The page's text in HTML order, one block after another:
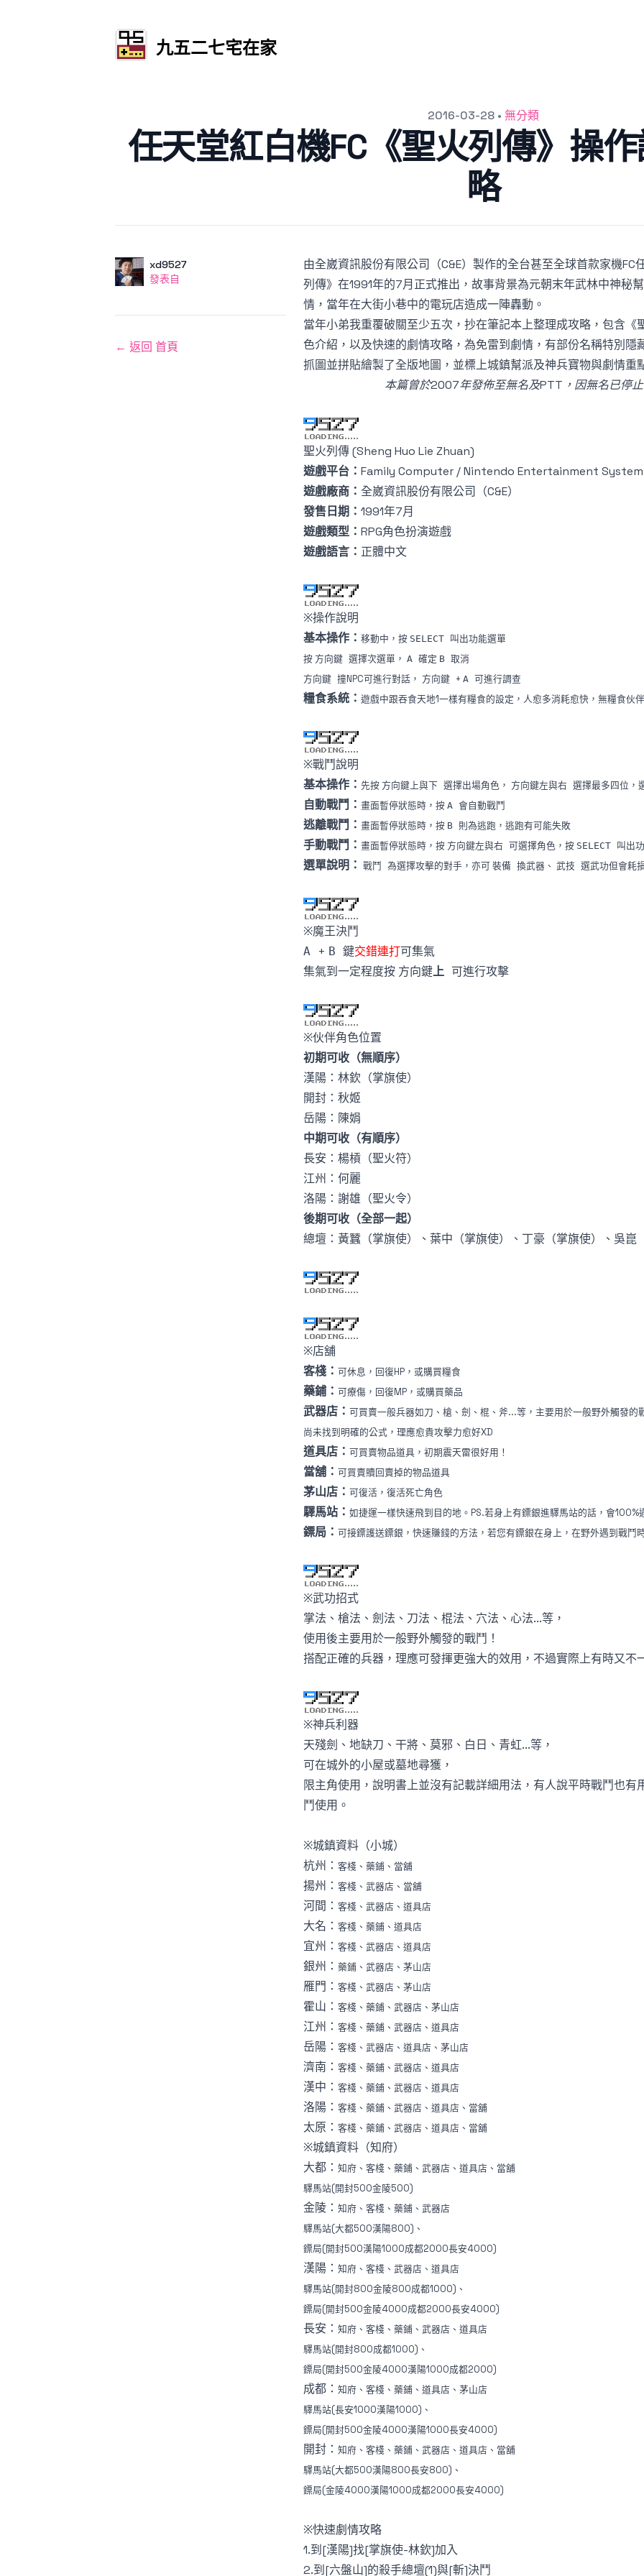
九五二七宅在家
2016-03-28• 無分類
任天堂紅白機FC《聖火列傳》操
略
作者 使用者
xd9527
發表自
發表自
由全崴資訊股份有限公司（C&E）製作的全台甚至全球首款家機FC
列傳》在1991年的7月正式推出，故事背景為元朝末年武林中神秘
情，當年在大街小巷中的電玩店造成一陣轟動。
當年小弟我重覆破關至少五次，抄在筆記本上整理成攻略，包含《
色介紹，以及快速的劇情攻略，為免雷到劇情，有部份名稱特別
抓圖並拼貼繪製了全版地圖，並標上城鎮幫派及神兵寶物與劇情重
本篇曾於2007年發佈至無名及PTT，因無名已停
聖火列傳 (Sheng Huo Lie Zhuan)
遊戲平台： Family Computer / Nintendo Entertainment System
遊戲廠商： 全崴資訊股份有限公司（C&E）
發售日期： 1991年7月
遊戲類型： RPG角色扮演遊戲
遊戲語言： 正體中文
※操作說明
基本操作： 移動中，按 SELECT 叫出功能選單
按 方向鍵 選擇次選單， A 確定 B 取消
方向鍵 撞NPC可進行對話， 方向鍵 + A 可進行調查
糧食系統： 遊戲中跟吞食天地1一樣有糧食的設定，人愈多消耗愈快，無糧食伙
※戰鬥說明
基本操作： 先按 方向鍵上與下 選擇出場角色， 方向鍵左與右 選擇最多四位，
自動戰鬥： 畫面暫停狀態時，按 A 會自動戰鬥
逃離戰鬥： 畫面暫停狀態時，按 B 則為逃跑，逃跑有可能失敗
手動戰鬥： 畫面暫停狀態時，按 方向鍵左與右 可選擇角色，按 SELECT 叫出
選單說明： 戰鬥 為選擇攻擊的對手，亦可 裝備 換武器、 武技 選武功但會耗
※魔王決鬥
A + B 鍵交錯連打可集氣
集氣到一定程度按 方向鍵上 可進行攻擊
※伙伴角色位置
初期可收（無順序）
漢陽：林欽（掌旗使）
開封：秋姬
岳陽：陳娟
中期可收（有順序）
長安：楊槓（聖火符）
江州：何麗
洛陽：謝雄（聖火令）
後期可收（全部一起）
總壇：黃蠶（掌旗使）、葉中（掌旗使）、丁豪（掌旗使）、吳崑
※店舖
客棧： 可休息，回復HP，或購買糧食
藥鋪： 可療傷，回復MP，或購買藥品
武器店： 可買賣一般兵器如刀、槍、劍、棍、斧...等，主要用於一般野外觸發的
尚未找到明確的公式，理應愈貴攻擊力愈好XD
道具店： 可買賣物品道具，初期震天雷很好用！
當舖： 可買賣贖回賣掉的物品道具
茅山店： 可復活，復活死亡角色
驛馬站： 如捷運一樣快速飛到目的地。PS.若身上有鏢銀進驛馬站的話，會100%
鏢局： 可接鏢護送鏢銀，快速賺錢的方法，若您有鏢銀在身上，在野外遇到戰鬥
※武功招式
掌法、槍法、劍法、刀法、棍法、穴法、心法...等，
使用後主要用於一般野外觸發的戰鬥！
搭配正確的兵器，理應可發揮更強大的效用，不過實際上有時又不
※神兵利器
天殘劍、地缺刀、干將、莫邪、白日、青虹...等，
可在城外的小屋或墓地尋獲，
限主角使用，說明書上並沒有記載詳細用法，有人說平時戰鬥也
鬥使用。
※城鎮資料（小城）
杭州： 客棧、藥鋪、當舖
揚州： 客棧、武器店、當舖
河間： 客棧、武器店、道具店
大名： 客棧、藥鋪、道具店
宜州： 客棧、武器店、道具店
銀州： 藥鋪、武器店、茅山店
雁門： 客棧、武器店、茅山店
霍山： 客棧、藥鋪、武器店、茅山店
江州： 客棧、藥鋪、武器店、道具店
岳陽： 客棧、武器店、道具店、茅山店
濟南： 客棧、藥鋪、武器店、道具店
漢中： 客棧、藥鋪、武器店、道具店
洛陽： 客棧、藥鋪、武器店、道具店、當舖
太原： 客棧、藥鋪、武器店、道具店、當舖
※城鎮資料（知府）
大都： 知府、客棧、藥鋪、武器店、道具店、當舖
驛馬站(開封500金陵500)
金陵： 知府、客棧、藥鋪、武器店
驛馬站(大都500漢陽800)、
鏢局(開封500漢陽1000成都2000長安4000)
漢陽： 知府、客棧、武器店、道具店
驛馬站(開封800金陵800成都1000)、
鏢局(開封500金陵4000成都2000長安4000)
長安： 知府、客棧、藥鋪、武器店、道具店
驛馬站(開封800成都1000)、
鏢局(開封500金陵4000漢陽1000成都2000)
成都： 知府、客棧、藥鋪、道具店、茅山店
驛馬站(長安1000漢陽1000)、
鏢局(開封500金陵4000漢陽1000長安4000)
開封： 知府、客棧、藥鋪、武器店、道具店、當舖
驛馬站(大都500漢陽800長安800)、
鏢局(金陵4000漢陽1000成都2000長安4000)
※快速劇情攻略
1.到[漢陽]找[掌旗使-林欽]加入
2.到[六盤山]的殺手總壇(1)與[斬]決鬥
← 返回 首頁